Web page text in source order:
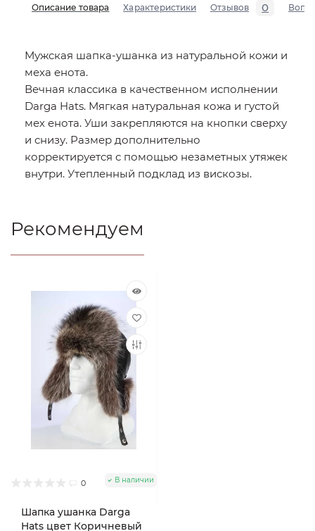
Описание товара Характеристики Отзывов 0
Мужская шапка-ушанка из натуральной кожи и
меха енота.
Вечная классика в качественном исполнении
Darga Hats. Мягкая натуральная кожа и густой
мех енота. Уши закрепляются на кнопки сверху
и снизу. Размер дополнительно
корректируется с помощью незаметных утяжек
внутри. Утепленный подклад из вискозы.
Рекомендуем
0 В наличии
Шапка ушанка Darga
Hats цвет Коричневый